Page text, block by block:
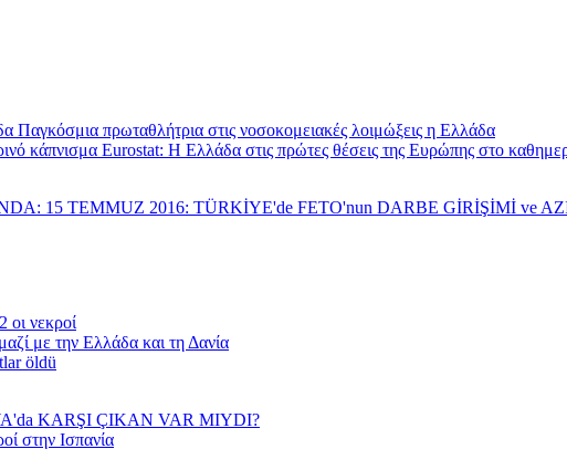
Παγκόσμια πρωταθλήτρια στις νοσοκομειακές λοιμώξεις η Ελλάδα
Eurostat: Η Ελλάδα στις πρώτες θέσεις της Ευρώπης στο
15 TEMMUZ 2016: TÜRKİYE'de FETO'nun DARBE GİRİŞİMİ ve
οι νεκροί
με την Ελλάδα και τη Δανία
öldü
KARŞI ÇIKAN VAR MIYDI?
στην Ισπανία